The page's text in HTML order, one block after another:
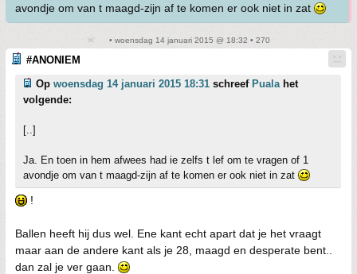
avondje om van t maagd-zijn af te komen er ook niet in zat
• woensdag 14 januari 2015 @ 18:32 • 270
#ANONIEM
Op woensdag 14 januari 2015 18:31 schreef Pualahet
volgende:
[..]
Ja. En toen in hem afwees had ie zelfs t lef om te vragen of 1
avondje om van t maagd-zijn af te komen er ook niet in zat
!
Ballen heeft hij dus wel. Ene kant echt apart dat je het vraagt
maar aan de andere kant als je 28, maagd en desperate bent..
dan zal je ver gaan.